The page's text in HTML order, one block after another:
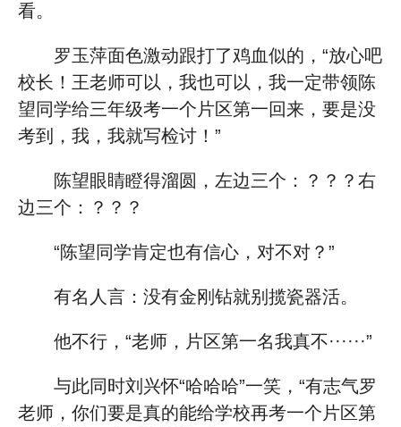
看。
罗玉萍面色激动跟打了鸡血似的，“放心吧
校长！王老师可以，我也可以，我一定带领陈
望同学给三年级考一个片区第一回来，要是没
考到，我，我就写检讨！”
陈望眼睛瞪得溜圆，左边三个：？？？右
边三个：？？？
“陈望同学肯定也有信心，对不对？”
有名人言：没有金刚钻就别揽瓷器活。
他不行，“老师，片区第一名我真不······”
与此同时刘兴怀“哈哈哈”一笑，“有志气罗
老师，你们要是真的能给学校再考一个片区第